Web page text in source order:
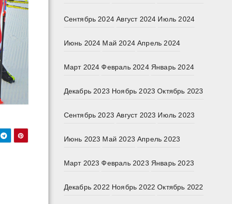
Сентябрь 2024 Август 2024 Июль 2024
Июнь 2024 Май 2024 Апрель 2024
Март 2024 Февраль 2024 Январь 2024
Декабрь 2023 Ноябрь 2023 Октябрь 2023
Сентябрь 2023 Август 2023 Июль 2023
Июнь 2023 Май 2023 Апрель 2023
Март 2023 Февраль 2023 Январь 2023
Декабрь 2022 Ноябрь 2022 Октябрь 2022